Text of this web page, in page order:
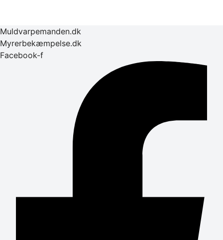
Muldvarpemanden.dk
Myrerbekæmpelse.dk
Facebook-f